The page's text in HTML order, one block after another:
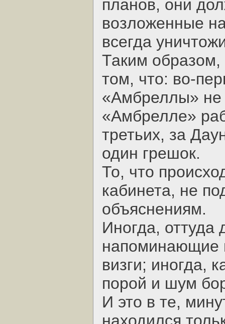
планов, они
возложенные
всегда
Таким
том, что: во-
«Амбреллы» не
«Амбрелле»
третьих, за
один грешок.
То, что
кабинета, не
объяснениям.
Иногда, оттуда
напоминающие
визги; иногда,
порой и шум
И это в те,